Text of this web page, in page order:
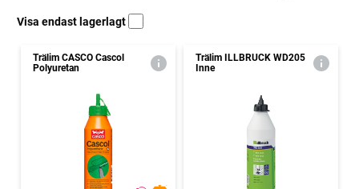
Visa endast lagerlagt
Trälim CASCO Cascol
Polyuretan
Trälim ILLBRUCK WD205
Inne